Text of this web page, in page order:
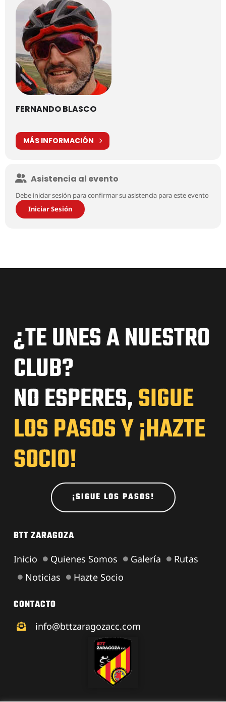
FERNANDO BLASCO
MÁS INFORMACIÓN
Asistencia al evento
Debe iniciar sesión para confirmar su asistencia para este evento
Iniciar Sesión
¿TE UNES A NUESTRO
CLUB?
NO ESPERES,SIGUE
LOS PASOS Y ¡HAZTE
SOCIO!
¡SIGUE LOS PASOS!
BTT ZARAGOZA
Inicio Quienes Somos Galería
Rutas
Noticias
Hazte Socio
CONTACTO
info@bttzaragozacc.com